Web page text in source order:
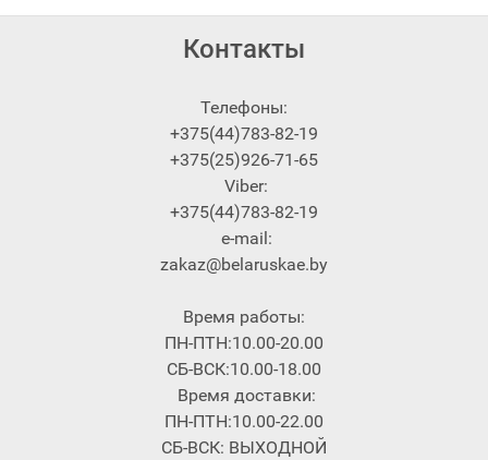
Контакты
Телефоны:
+375(44)783-82-19
+375(25)926-71-65
Viber:
+375(44)783-82-19
e-mail:
zakaz@belaruskae.by
Время работы:
ПН-ПТН:10.00-20.00
СБ-ВСК:10.00-18.00
Время доставки:
ПН-ПТН:10.00-22.00
СБ-ВСК: ВЫХОДНОЙ